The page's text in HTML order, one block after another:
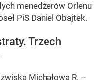
menedżerów Orlenu
PiS Daniel Obajtek.
Trzech
Michałowa R. –